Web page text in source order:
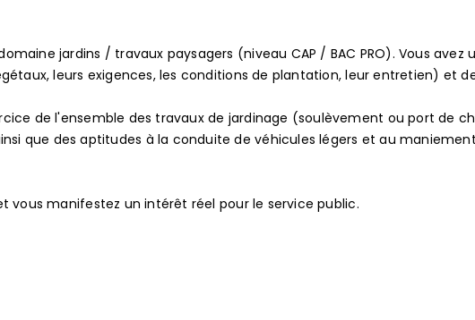
jardins / travaux paysagers (niveau CAP / BAC PRO). Vous avez
leurs exigences, les conditions de plantation, leur entretien) et
de l'ensemble des travaux de jardinage (soulèvement ou port de
que des aptitudes à la conduite de véhicules légers et au
vous manifestez un intérêt réel pour le service public.